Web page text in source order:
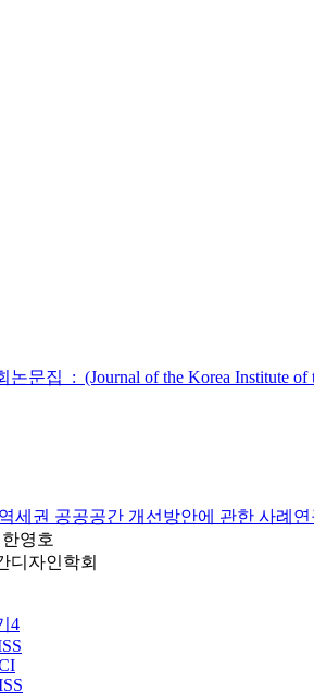
문집 : (Journal of the Korea Institute of
세권 공공공간 개선방안에 관한 사례연
영호
디자인학회
4